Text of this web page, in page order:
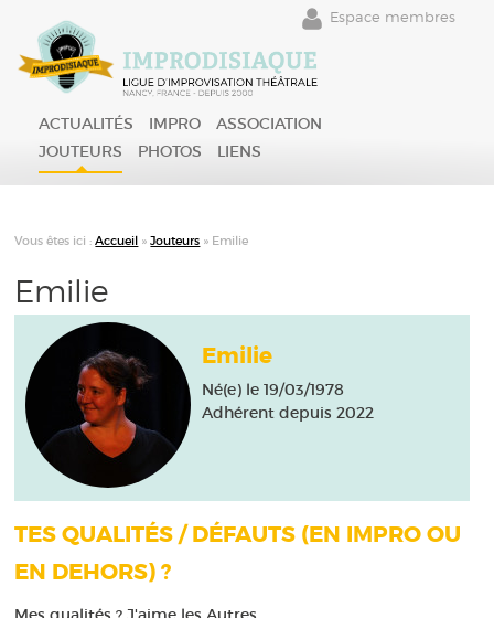
Espace membres
ACTUALITÉS IMPRO
ASSOCIATION
JOUTEURS
PHOTOS LIENS
Vous êtes ici :Accueil »Jouteurs » Emilie
Emilie
Emilie
Né(e) le 19/03/1978
Adhérent depuis 2022
TES QUALITÉS / DÉFAUTS (EN IMPRO OU
EN DEHORS) ?